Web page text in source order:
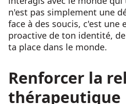
n'est pas simplement une
face à des soucis, c'est une
proactive de ton identité,
ta place dans le monde.
Renforcer la
thérapeutique